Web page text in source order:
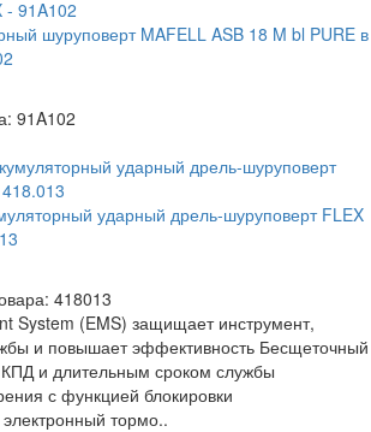
шуруповерт MAFELL ASB 18 M bl PURE в
91A102
ударный дрель-шуруповерт FLEX
418013
System (EMS) защищает инструмент,
и повышает эффективность Бесщеточный
КПД и длительным сроком службы
с функцией блокировки
тормо..